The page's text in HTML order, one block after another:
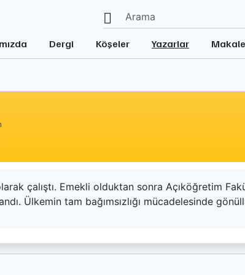
Dergi Köşeler Yazarlar
çalıştı. Emekli olduktan sonra Açıköğretim
Ülkemin tam bağımsızlığı mücadelesinde